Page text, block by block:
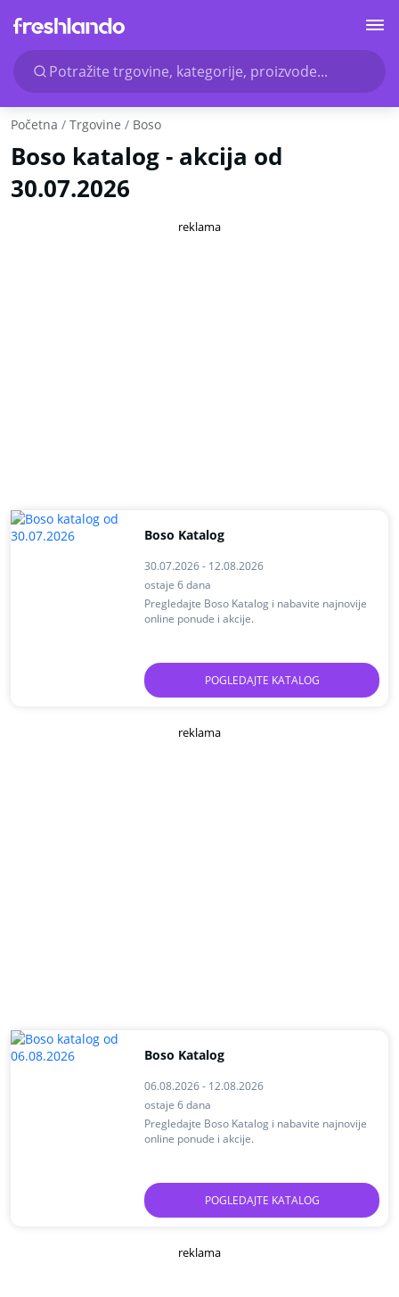
Potražite trgovine, kategorije, proizvode...
Početna Trgovine Boso
Boso katalog - akcija od
30.07.2026
reklama
Boso Katalog
30.07.2026 - 12.08.2026
ostaje 6 dana
Pregledajte Boso Katalog i nabavite najnovije
online ponude i akcije.
POGLEDAJTE KATALOG
reklama
Boso Katalog
06.08.2026 - 12.08.2026
ostaje 6 dana
Pregledajte Boso Katalog i nabavite najnovije
online ponude i akcije.
POGLEDAJTE KATALOG
reklama